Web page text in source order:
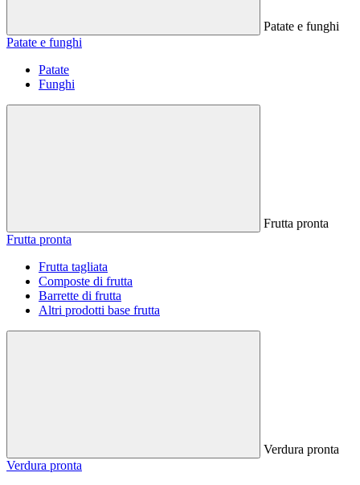
Patate e funghi
Patate e funghi
Patate
Funghi
Frutta pronta
Frutta pronta
Frutta tagliata
Composte di frutta
Barrette di frutta
Altri prodotti base frutta
Verdura pronta
Verdura pronta